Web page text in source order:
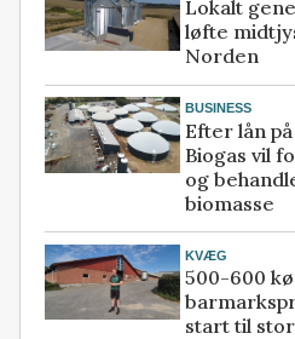
Lokalt
løfte
Norden
BUSINESS
Efter lån
Biogas vil
og
biomasse
KVÆG
500-600
start til